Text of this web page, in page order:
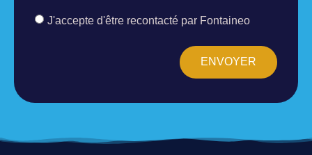
J'accepte d'être recontacté par Fontaineo
ENVOYER